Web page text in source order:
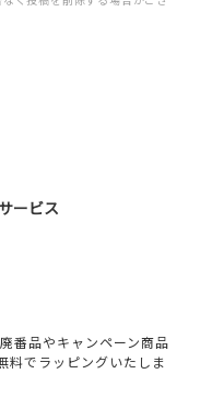
ービス
番品やキャンペーン商品
料でラッピングいたしま